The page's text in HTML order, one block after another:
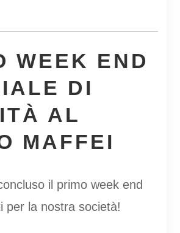
WEEK END
DI
AL
MAFFEI
il primo week end
per la nostra società!